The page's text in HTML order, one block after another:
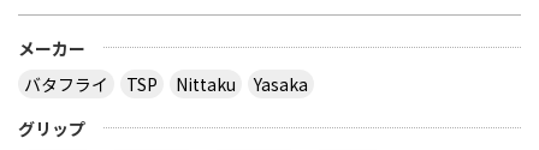
メーカー
バタフライ
TSP Nittaku
Yasaka
グリップ